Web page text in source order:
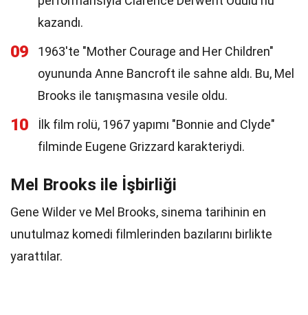
kazandı.
09
1963'te "Mother Courage and Her Children"
oyununda Anne Bancroft ile sahne aldı. Bu, Mel
Brooks ile tanışmasına vesile oldu.
10
İlk film rolü, 1967 yapımı "Bonnie and Clyde"
filminde Eugene Grizzard karakteriydi.
Mel Brooks ile İşbirliği
Gene Wilder ve Mel Brooks, sinema tarihinin en
unutulmaz komedi filmlerinden bazılarını birlikte
yarattılar.